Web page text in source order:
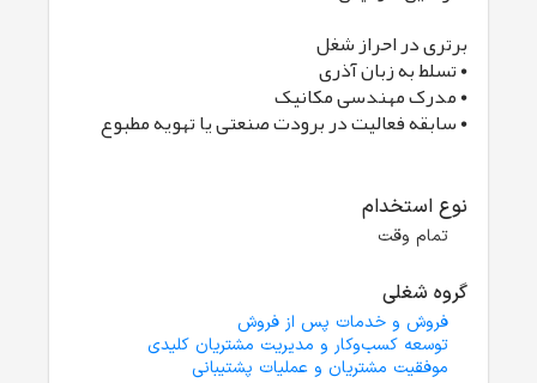
برتری در احراز شغل
• تسلط به زبان آذری
• مدرک مهندسی مکانیک
• سابقه فعالیت در برودت صنعتی یا تهویه مطبوع
نوع استخدام
تمام وقت
گروه شغلی
فروش و خدمات پس از فروش
توسعه کسب‌وکار و مدیریت مشتریان کلیدی
موفقیت مشتریان و عملیات پشتیبانی